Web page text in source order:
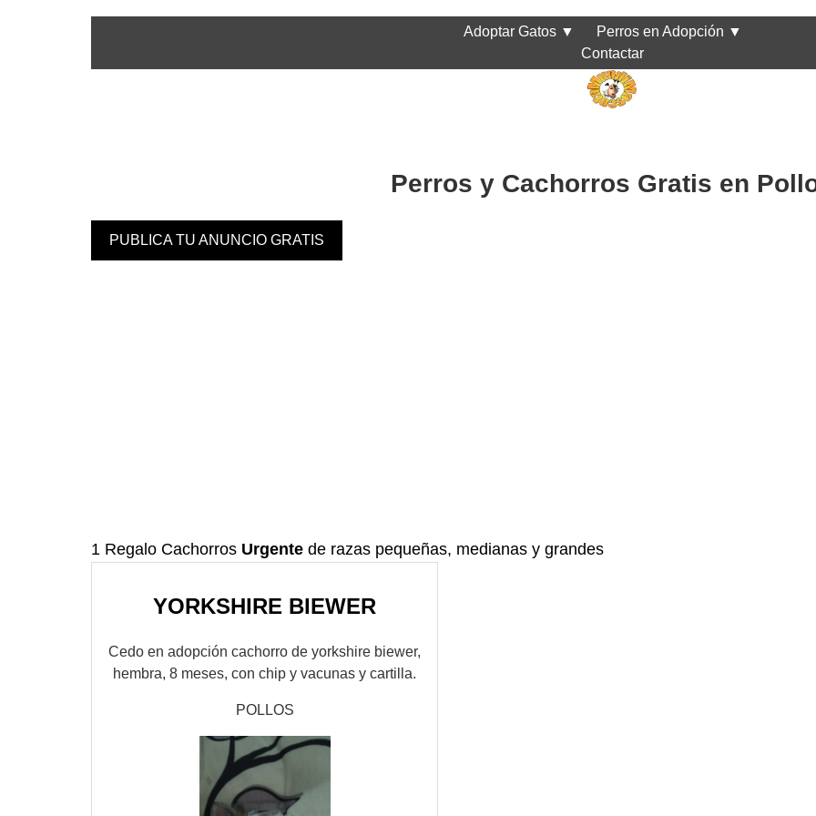
Adoptar Gatos ▼ Perros en Adopción ▼
Contactar
Perros y Cachorros Gratis en
PUBLICA TU ANUNCIO GRATIS
1 Regalo Cachorros Urgente de razas pequeñas, medianas y grandes
YORKSHIRE BIEWER
Cedo en adopción cachorro de yorkshire biewer,
hembra, 8 meses, con chip y vacunas y cartilla.
POLLOS